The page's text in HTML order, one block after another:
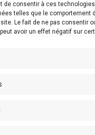
de consentir à ces
telles que le comportement
Le fait de ne pas consentir
avoir un effet négatif sur
l'histoire minière
travers le regard…